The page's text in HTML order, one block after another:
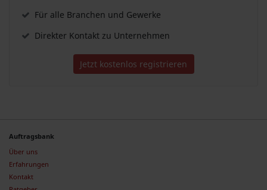
Für alle Branchen und Gewerke
Direkter Kontakt zu Unternehmen
Jetzt kostenlos registrieren
Auftragsbank
Über uns
Erfahrungen
Kontakt